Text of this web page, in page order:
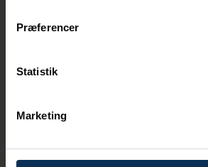
Præferencer
Statistik
Marketing
Forventet ankomst
09/08/2026 20:00
Mægler
Kaj